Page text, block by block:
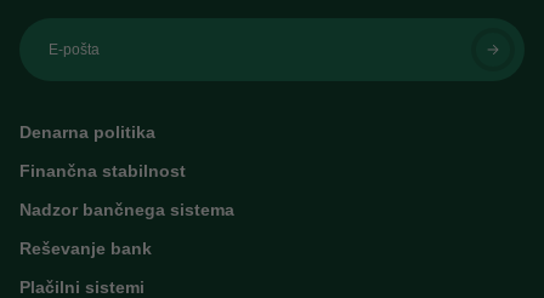
E-pošta
Denarna politika
Finančna stabilnost
Nadzor bančnega sistema
Reševanje bank
Plačilni sistemi